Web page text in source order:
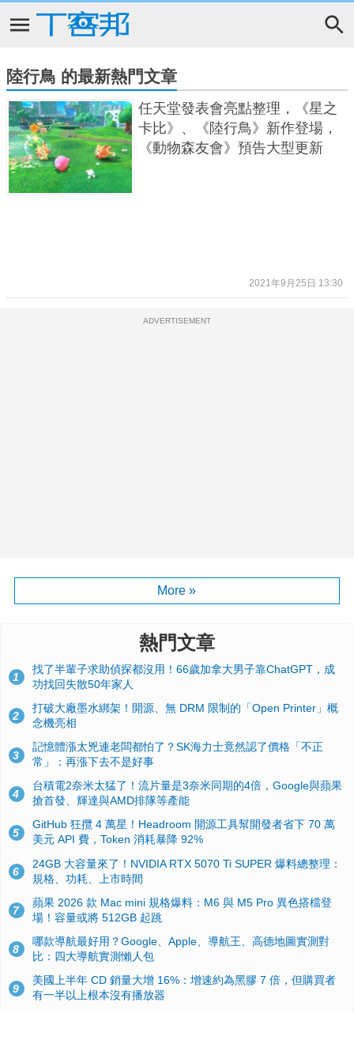
陸行鳥 的最新熱門文章
任天堂發表會亮點整理，《星之
卡比》、《陸行鳥》新作登場，
《動物森友會》預告大型更新
2021年9月25日 13:30
ADVERTISEMENT
More »
熱門文章
1
找了半輩子求助偵探都沒用！66歲加拿大男子靠ChatGPT，成
功找回失散50年家人
2
打破大廠墨水綁架！開源、無 DRM 限制的「Open Printer」概
念機亮相
3
記憶體漲太兇連老闆都怕了？SK海力士竟然認了價格「不正
常」：再漲下去不是好事
4
台積電2奈米太猛了！流片量是3奈米同期的4倍，Google與蘋果
搶首發、輝達與AMD排隊等產能
5
GitHub 狂攬 4 萬星！Headroom 開源工具幫開發者省下 70 萬
美元 API 費，Token 消耗暴降 92%
6
24GB 大容量來了！NVIDIA RTX 5070 Ti SUPER 爆料總整理：
規格、功耗、上市時間
7
蘋果 2026 款 Mac mini 規格爆料：M6 與 M5 Pro 異色搭檔登
場！容量或將 512GB 起跳
8
哪款導航最好用？Google、Apple、導航王、高德地圖實測對
比：四大導航實測懶人包
9
美國上半年 CD 銷量大增 16%：增速約為黑膠 7 倍，但購買者
有一半以上根本沒有播放器